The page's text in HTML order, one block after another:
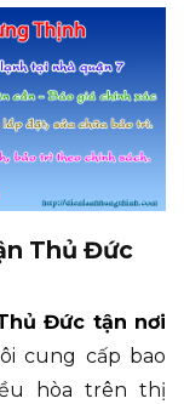
Thủ Đức
Đức tận nơi
cung cấp bao
hòa trên thị